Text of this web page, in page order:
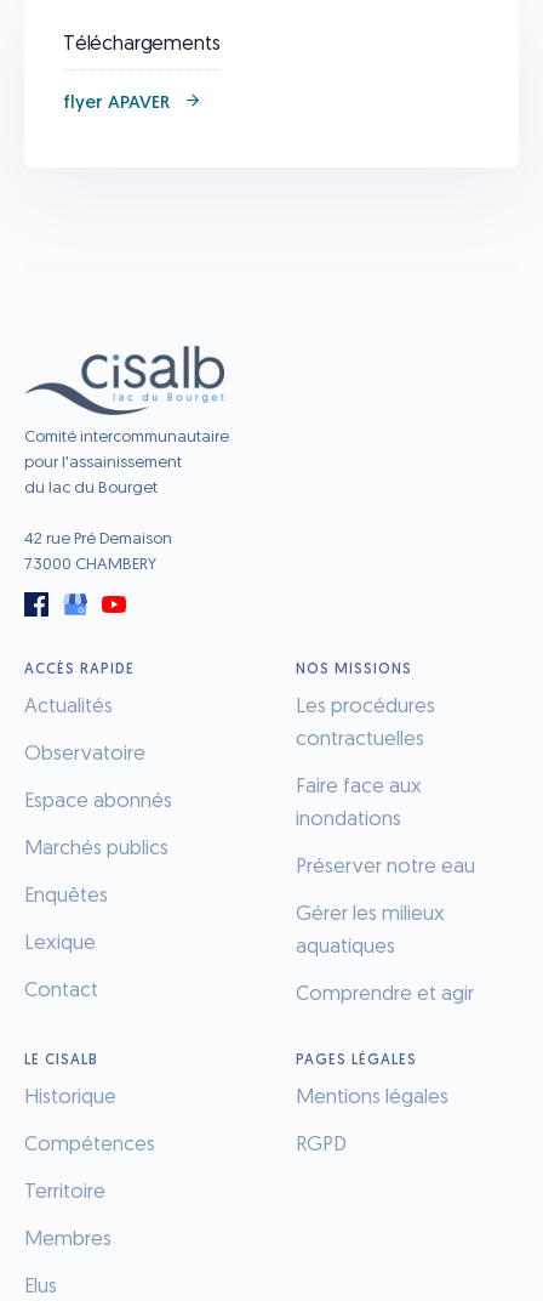
Téléchargements
flyer APAVER​
Comité intercommunautaire
pour l'assainissement
du lac du Bourget
42 rue Pré Demaison
73000 CHAMBERY
ACCÈS RAPIDE
Actualités
Observatoire
Espace abonnés
Marchés publics
Enquêtes
Lexique
Contact
NOS MISSIONS
Les procédures
contractuelles
Faire face aux
inondations
Préserver notre eau
Gérer les milieux
aquatiques
Comprendre et agir
LE CISALB
Historique
Compétences
Territoire
Membres
Elus
PAGES LÉGALES
Mentions légales
RGPD